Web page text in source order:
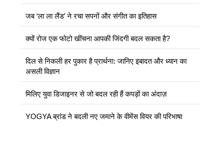
जब ‘ला ला लैंड’ ने रचा सपनों और संगीत का इतिहास
क्यों रोज एक फोटो खींचना आपकी जिंदगी बदल सकता है?
दिल से निकली हर पुकार है प्रार्थना: जानिए इबादत और ध्यान का
असली विज्ञान
मिलिए युवा डिजाइनर से जो बदल रही हैं कपड़ों का अंदाज़
YOGYA ब्रांड ने बदली नए जमाने के वीमेंस वियर की परिभाषा